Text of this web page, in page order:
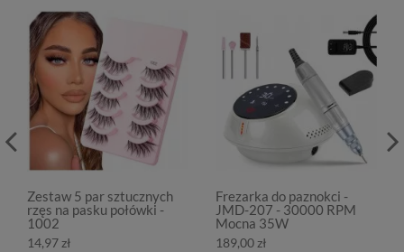
Zestaw 5 par sztucznych
rzęs na pasku połówki -
1002
14,97 zł
Frezarka do paznokci -
JMD-207 - 30000 RPM
Mocna 35W
189,00 zł